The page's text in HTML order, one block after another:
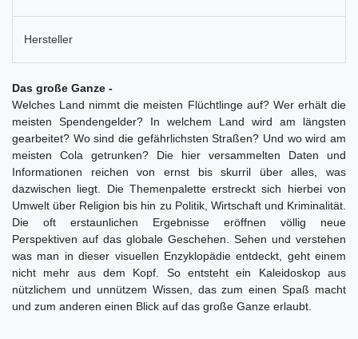
Hersteller
Das große Ganze -
Welches Land nimmt die meisten Flüchtlinge auf? Wer erhält die
meisten Spendengelder? In welchem Land wird am längsten
gearbeitet? Wo sind die gefährlichsten Straßen? Und wo wird am
meisten Cola getrunken? Die hier versammelten Daten und
Informationen reichen von ernst bis skurril über alles, was
dazwischen liegt. Die Themenpalette erstreckt sich hierbei von
Umwelt über Religion bis hin zu Politik, Wirtschaft und Kriminalität.
Die oft erstaunlichen Ergebnisse eröffnen völlig neue
Perspektiven auf das globale Geschehen. Sehen und verstehen
was man in dieser visuellen Enzyklopädie entdeckt, geht einem
nicht mehr aus dem Kopf. So entsteht ein Kaleidoskop aus
nützlichem und unnützem Wissen, das zum einen Spaß macht
und zum anderen einen Blick auf das große Ganze erlaubt.